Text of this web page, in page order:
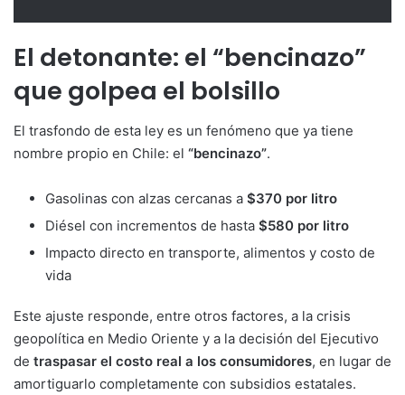
El detonante: el “bencinazo”
que golpea el bolsillo
El trasfondo de esta ley es un fenómeno que ya tiene
nombre propio en Chile: el “bencinazo”.
Gasolinas con alzas cercanas a $370 por litro
Diésel con incrementos de hasta $580 por litro
Impacto directo en transporte, alimentos y costo de
vida
Este ajuste responde, entre otros factores, a la crisis
geopolítica en Medio Oriente y a la decisión del Ejecutivo
de traspasar el costo real a los consumidores, en lugar de
amortiguarlo completamente con subsidios estatales.